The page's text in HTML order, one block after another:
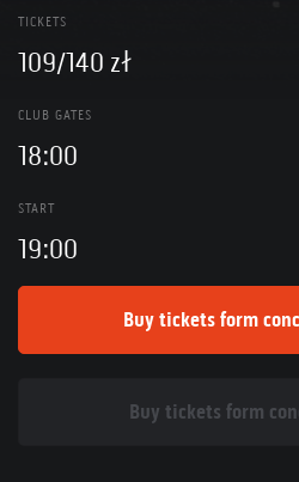
TICKETS
109/140 zł
CLUB GATES
18:00
START
19:00
Buy tickets form
Buy tickets form